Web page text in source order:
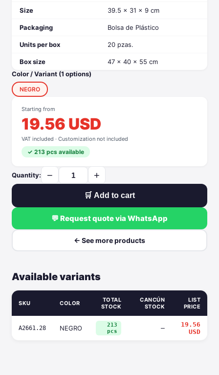
Size 39.5 x 31 x 9 cm
Packaging Bolsa de Plástico
Units per box 20 pzas.
Box size
47 x 40 x 55 cm
Color / Variant (1 options)
NEGRO
Starting from
19.56 USD
VAT included · Customization not included
✓ 213 pcs available
Quantity: − +
🛒 Add to cart
💬 Request quote via WhatsApp
← See more products
Available variants
SKU COLOR
TOTAL
STOCK
CANCÚN
STOCK
LIST
PRICE
A2661.28 NEGRO
213
pcs
—
19.56
USD